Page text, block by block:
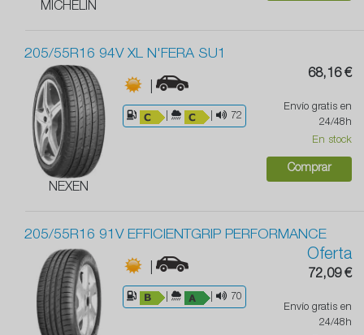
MICHELIN
205/55R16 94V XL N'FERA SU1
NEXEN
|
72
68,16 €
Envío gratis en
24/48h
En stock
Comprar
205/55R16 91V EFFICIENTGRIP PERFORMANCE
|
70
Oferta
72,09 €
Envío gratis en
24/48h